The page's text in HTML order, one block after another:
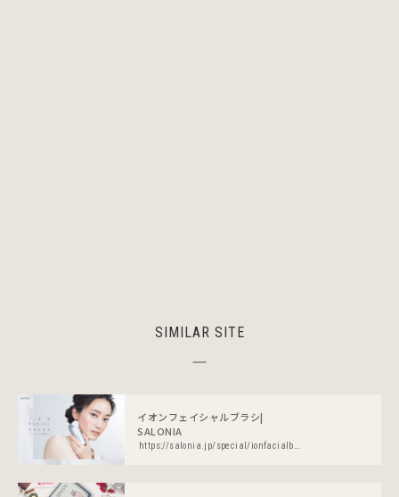
SIMILAR SITE
イオンフェイシャルブラシ|
SALONIA
https://salonia.jp/special/ionfacialbrush/